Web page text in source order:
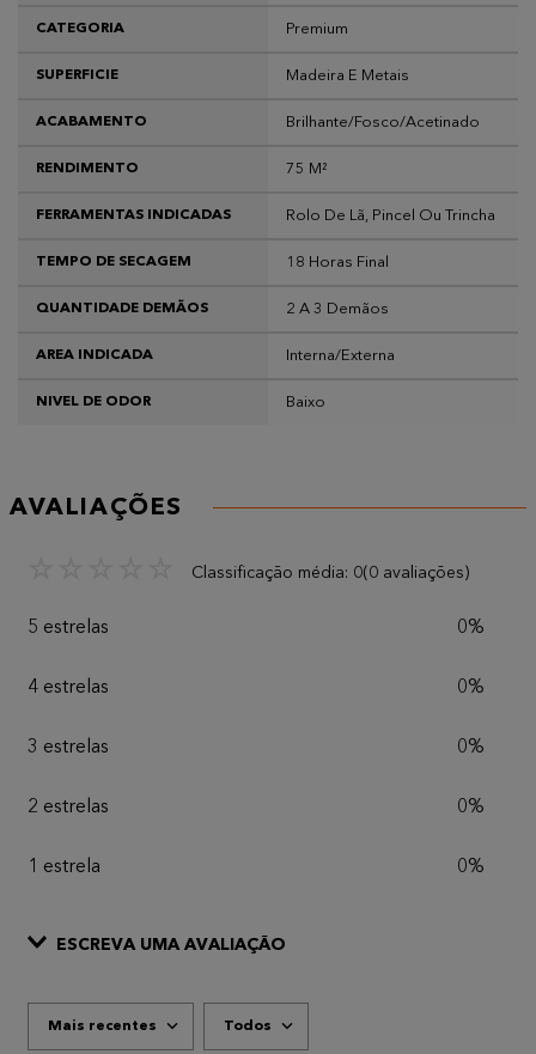
CATEGORIA Premium
SUPERFICIE Madeira E Metais
ACABAMENTO Brilhante/fosco/acetinado
RENDIMENTO 75 M²
FERRAMENTAS INDICADAS Rolo De Lã, Pincel Ou Trincha
TEMPO DE SECAGEM 18 Horas Final
QUANTIDADE DEMÃOS 2 A 3 Demãos
AREA INDICADA Interna/Externa
NIVEL DE ODOR Baixo
AVALIAÇÕES
Classificação média: 0(0 avaliações)
5 estrelas 0%
4 estrelas 0%
3 estrelas 0%
2 estrelas 0%
1 estrela 0%
ESCREVA UMA AVALIAÇÃO
Mais recentes Todos